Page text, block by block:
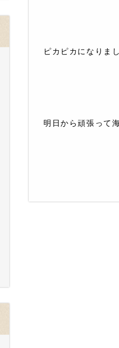
ピカピカになりまし
明日から頑張って